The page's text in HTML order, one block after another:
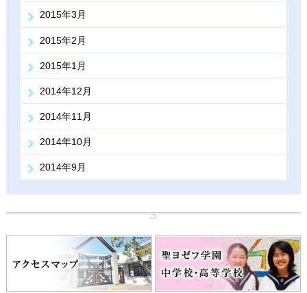
2015年3月
2015年2月
2015年1月
2014年12月
2014年11月
2014年10月
2014年9月